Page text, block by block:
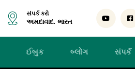
સંપર્ક કરો
અમદાવાદ. ભારત
ઈબુક બ્લોગ સંપર્ક